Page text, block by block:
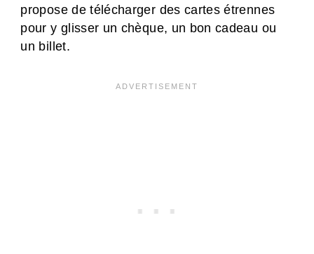
propose de télécharger des cartes étrennes
pour y glisser un chèque, un bon cadeau ou
un billet.